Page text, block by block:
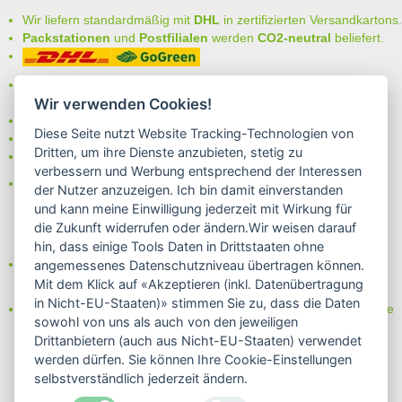
Wir liefern standardmäßig mit DHL in zertifizierten Versandkartons.
Packstationen und Postfilialen werden CO2-neutral beliefert.
auswählen:
- Rechnung
- Lastschrift/Bankeinzug
Das Internetsiegel "GEPRÜFTER SHOP – Sicher einkaufen":
Partner von:
Wine in Moderation - bewußt genießen
Erfahren Sie mehr über Biowein in unserem Blog oder Folgen Sie
uns!
Blog
Facebook
Instagram
Wir verwenden Cookies!
Diese Seite nutzt Website Tracking-Technologien von
Dritten, um ihre Dienste anzubieten, stetig zu
verbessern und Werbung entsprechend der Interessen
der Nutzer anzuzeigen. Ich bin damit einverstanden
und kann meine Einwilligung jederzeit mit Wirkung für
die Zukunft widerrufen oder ändern.Wir weisen darauf
hin, dass einige Tools Daten in Drittstaaten ohne
angemessenes Datenschutzniveau übertragen können.
Mit dem Klick auf «Akzeptieren (inkl. Datenübertragung
in Nicht-EU-Staaten)» stimmen Sie zu, dass die Daten
sowohl von uns als auch von den jeweiligen
Drittanbietern (auch aus Nicht-EU-Staaten) verwendet
werden dürfen. Sie können Ihre Cookie-Einstellungen
selbstverständlich jederzeit ändern.